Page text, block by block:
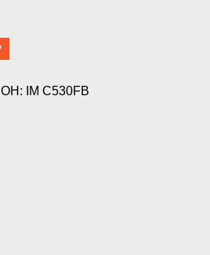
IM C530FB